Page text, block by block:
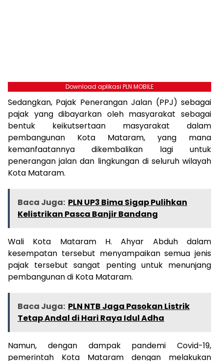
Download aplikasi PLN MOBILE
Sedangkan, Pajak Penerangan Jalan (PPJ) sebagai
pajak yang dibayarkan oleh masyarakat sebagai
bentuk keikutsertaan masyarakat dalam
pembangunan Kota Mataram, yang mana
kemanfaatannya dikembalikan lagi untuk
penerangan jalan dan lingkungan di seluruh wilayah
Kota Mataram.
Baca Juga: PLN UP3 Bima Sigap Pulihkan
Kelistrikan Pasca Banjir Bandang
Wali Kota Mataram H. Ahyar Abduh dalam
kesempatan tersebut menyampaikan semua jenis
pajak tersebut sangat penting untuk menunjang
pembangunan di Kota Mataram.
Baca Juga: PLN NTB Jaga Pasokan Listrik
Tetap Andal di Hari Raya Idul Adha
Namun, dengan dampak pandemi Covid-19,
pemerintah Kota Mataram dengan melakukan